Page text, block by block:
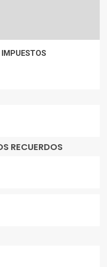
IMPUESTOS
RECUERDOS